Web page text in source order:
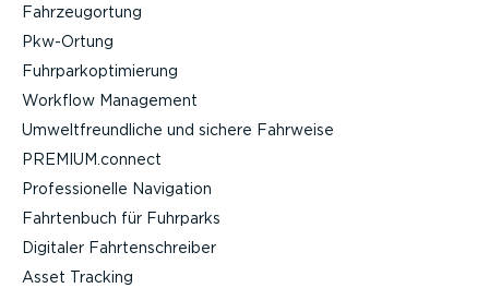
Fahrzeu­g­ortung
Pkw-Ortung
Fuhrpar­k­op­ti­mierung
Workflow Management
Umwelt­freund­liche und sichere Fahrweise
PREMIUM.connect
Profes­sio­nelle Navigation
Fahrtenbuch für Fuhrparks
Digitaler Fahrten­schreiber
Asset Tracking